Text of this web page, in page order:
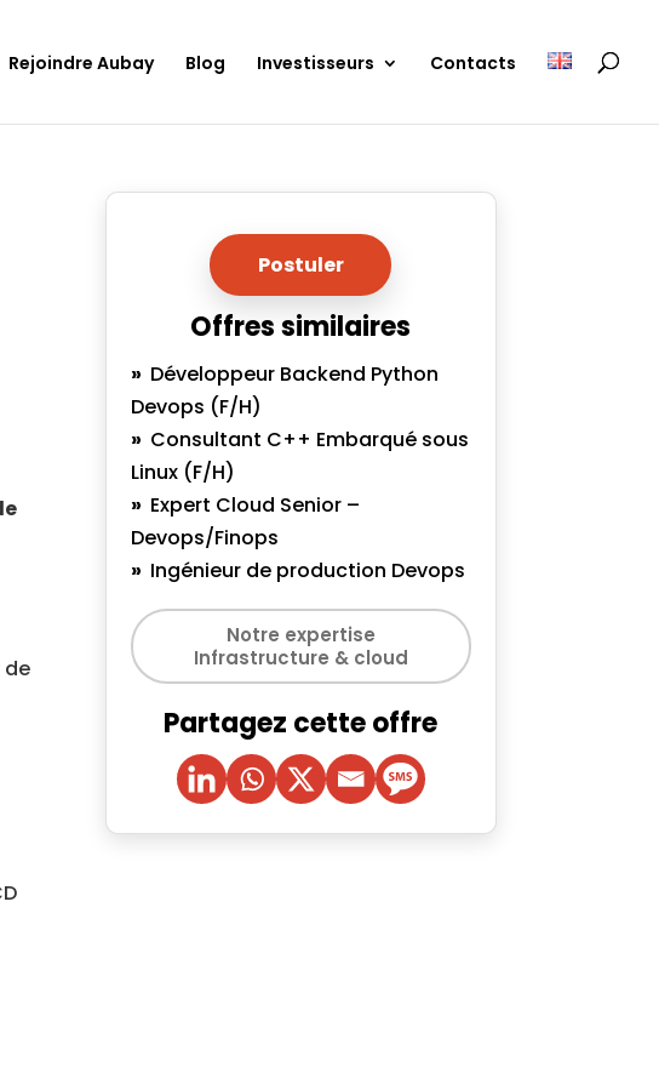
Rejoindre Aubay Blog Investisseurs Contacts
de
Postuler
Offres similaires
Développeur Backend Python
Devops (F/H)
Consultant C++ Embarqué sous
Linux (F/H)
Expert Cloud Senior –
Devops/Finops
Ingénieur de production Devops
Notre expertise
Infrastructure & cloud
Partagez cette offre